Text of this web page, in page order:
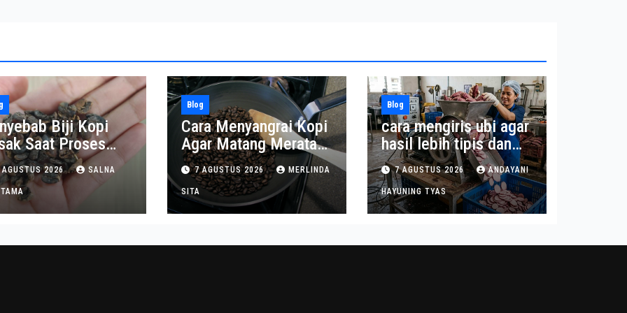
Biji Kopi
Saat Proses
AGUSTUS 2026 SALNA
Blog
Cara Menyangrai Kopi
Agar Matang Merata
dan Tahan Lama
7 AGUSTUS 2026 MERLINDA
SITA
Blog
cara mengiris ubi agar
hasil lebih tipis dan
seragam
7 AGUSTUS 2026 ANDAYANI
HAYUNING TYAS